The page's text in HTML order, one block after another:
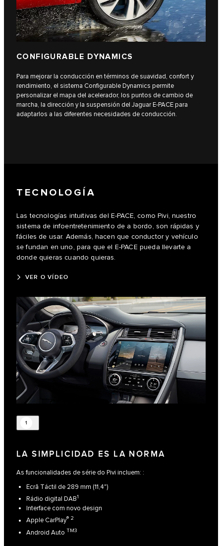
CONFIGURABLE DYNAMICS
Para mejorar la conducción en términos de suavidad, confort y
rendimiento, el sistema Configurable Dynamics permite
personalizar el mapa del acelerador, los puntos de cambio de
marcha, la dirección y la suspensión del Jaguar E-PACE para
adaptarlos a las diferentes necesidades de conducción.
TECNOLOGÍA
Las tecnologías intuitivas del E-PACE, como Pivi, nuestro
sistema de infoentretenimiento de a bordo, son rápidas y
fáciles de usar. Además, hacen que conductor y vehículo
se fundan en uno, para que el E-PACE pueda llevarte a
donde quieras cuando quieras.
VER O VÍDEO
1
LA SIMPLICIDAD ES LA NORMA
As funcionalidades de série do Pivi incluem: :
Ecrã Táctil de 289 mm (11,4")
Rádio digital DAB1
Interface com novo design
Apple CarPlay® 2
Android Auto TM3